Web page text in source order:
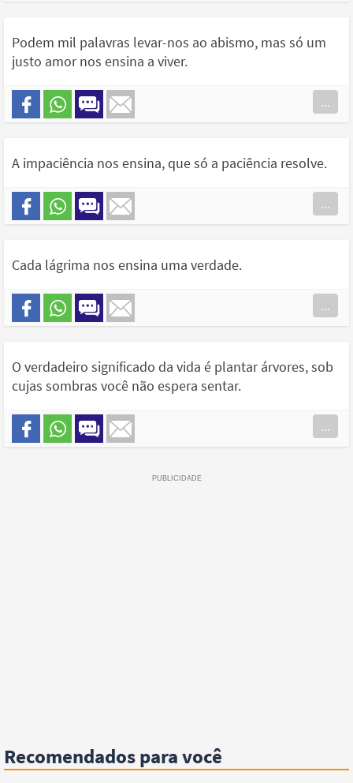
Podem mil palavras levar-nos ao abismo, mas só um
justo amor nos ensina a viver.
...
A impaciência nos ensina, que só a paciência resolve.
...
Cada lágrima nos ensina uma verdade.
...
O verdadeiro significado da vida é plantar árvores, sob
cujas sombras você não espera sentar.
...
Recomendados para você